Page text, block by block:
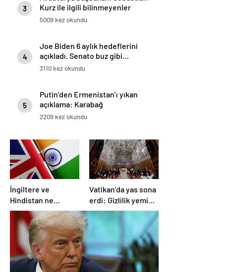
3
Kurz ile ilgili bilinmeyenler
5009 kez okundu
4
Joe Biden 6 aylık hedeflerini
açıkladı. Senato buz gibi…
3110 kez okundu
5
Putin’den Ermenistan’ı yıkan
açıklama: Karabağ
Azerbaycan’ın ayrılmaz bir
2209 kez okundu
İngiltere ve
Hindistan ne
üzerine anlaştı?
Vatikan’da yas sona
erdi: Gizlilik yemini
edildi, seçim
başlıyor